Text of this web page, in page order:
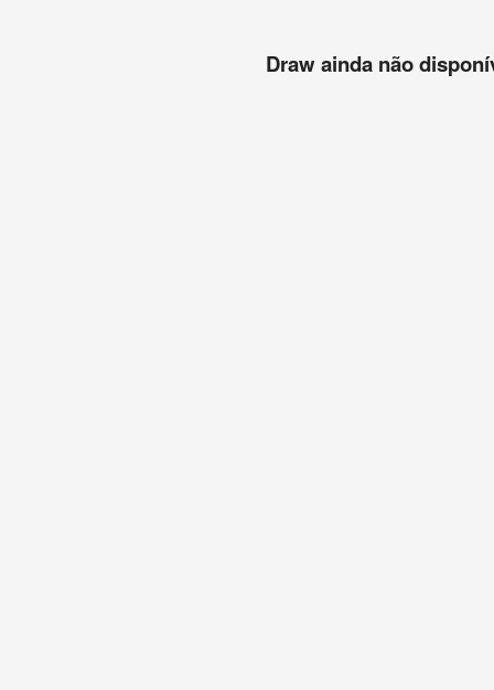
Draw ainda não